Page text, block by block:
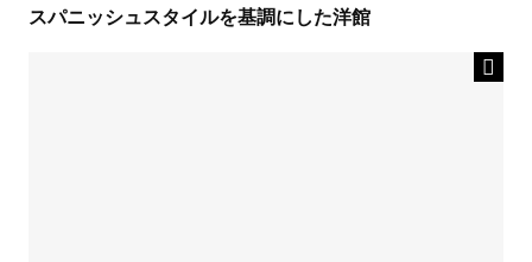
スパニッシュスタイルを基調にした洋館